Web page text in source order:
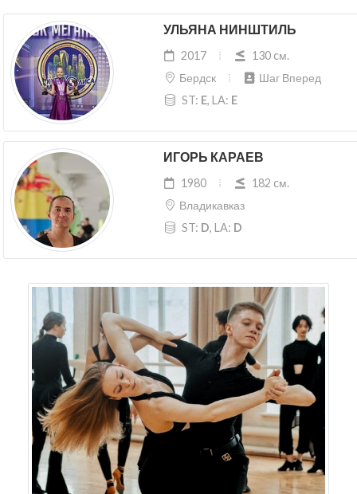
УЛЬЯНА НИНШТИЛЬ
2017
130 cм.
Бердск
Шаг Вперед
ST: E, LA: E
ИГОРЬ КАРАЕВ
1980
182 cм.
Владикавказ
ST: D, LA: D